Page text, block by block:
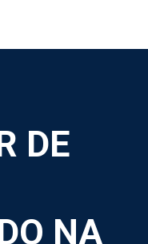
DE
NA